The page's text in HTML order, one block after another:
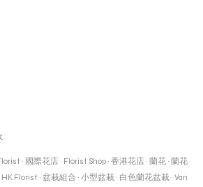
· 國際花店· Florist Shop· 香港花店· 蘭花· 蘭花
HK Florist · 盆栽組合 · 小型盆栽· 白色蘭花盆栽· Van